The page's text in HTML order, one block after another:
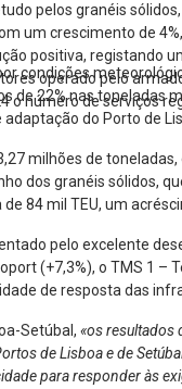
pelos granéis
um crescimento de
positiva, registando
operado pelo
o número de serviços
condições
22% nas toneladas
do Porto de
milhões de
dos granéis sólidos,
84 mil TEU, um
pelo excelente
(+7,3%), o TMS 1 –
de resposta das
Setúbal, «os resultados
de Lisboa e de
para responder às